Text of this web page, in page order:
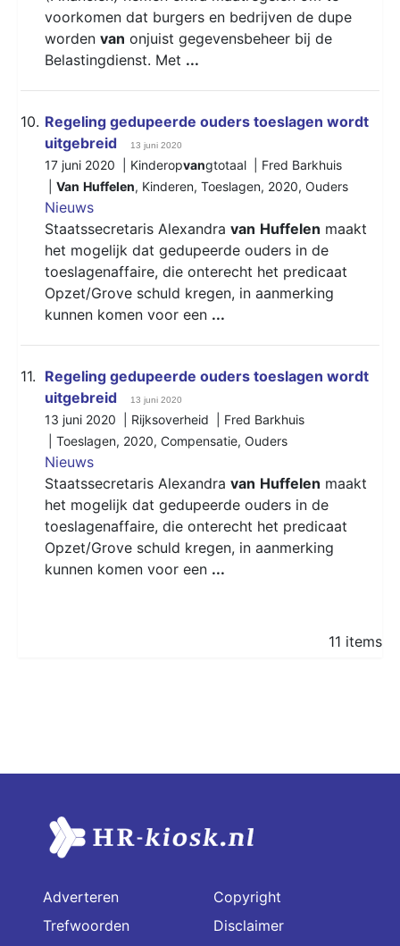
voorkomen dat burgers en bedrijven de dupe
worden van onjuist gegevensbeheer bij de
Belastingdienst. Met ...
10. Regeling gedupeerde ouders toeslagen wordt
uitgebreid
13 juni 2020
17 juni 2020 | Kinderopvangtotaal | Fred Barkhuis
Van Huffelen, Kinderen, Toeslagen, 2020, Ouders
Nieuws
Staatssecretaris Alexandra van Huffelen maakt
het mogelijk dat gedupeerde ouders in de
toeslagenaffaire, die onterecht het predicaat
Opzet/Grove schuld kregen, in aanmerking
kunnen komen voor een ...
11. Regeling gedupeerde ouders toeslagen wordt
uitgebreid
13 juni 2020
13 juni 2020 | Rijksoverheid | Fred Barkhuis
Toeslagen, 2020, Compensatie, Ouders
Nieuws
Staatssecretaris Alexandra van Huffelen maakt
het mogelijk dat gedupeerde ouders in de
toeslagenaffaire, die onterecht het predicaat
Opzet/Grove schuld kregen, in aanmerking
kunnen komen voor een ...
11 items
Adverteren
Trefwoorden
Copyright
Disclaimer